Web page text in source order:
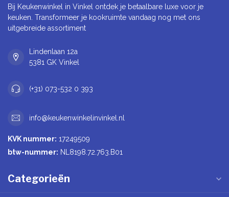
Bij Keukenwinkel in Vinkel ontdek je betaalbare luxe voor je
keuken. Transformeer je kookruimte vandaag nog met ons
uitgebreide assortiment
Lindenlaan 12a
5381 GK Vinkel
(+31) 073-532 0 393
info@keukenwinkelinvinkel.nl
KVK nummer: 17249509
btw-nummer: NL8198.72.763.B01
Categorieën